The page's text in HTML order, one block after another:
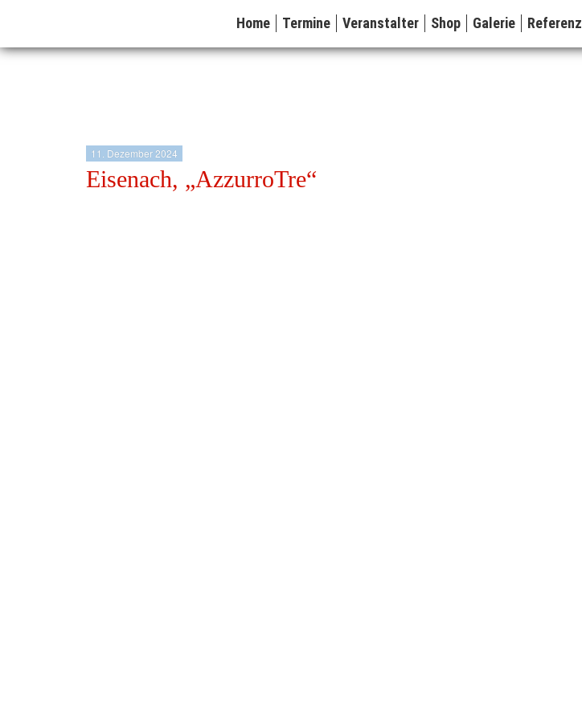
Home Termine Veranstalter Shop Galerie
11. Dezember 2024
Eisenach, „AzzurroTre“